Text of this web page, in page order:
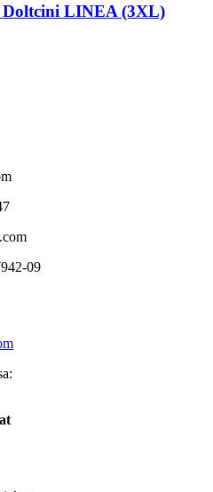
LINEA (3XL)
09